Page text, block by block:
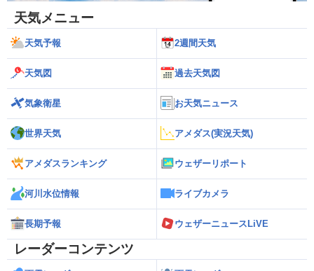
天気メニュー
天気予報 2週間天気
天気図 過去天気図
気象衛星 お天気ニュース
世界天気 アメダス(実況天気)
アメダスランキング ウェザーリポート
河川水位情報 ライブカメラ
長期予報 ウェザーニュースLiVE
レーダーコンテンツ